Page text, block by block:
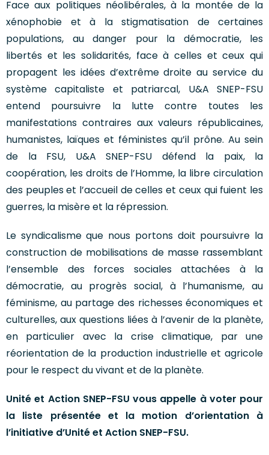
Face aux politiques néolibérales, à la montée de la
xénophobie et à la stigmatisation de certaines
populations, au danger pour la démocratie, les
libertés et les solidarités, face à celles et ceux qui
propagent les idées d’extrême droite au service du
système capitaliste et patriarcal, U&A SNEP-FSU
entend poursuivre la lutte contre toutes les
manifestations contraires aux valeurs républicaines,
humanistes, laïques et féministes qu’il prône. Au sein
de la FSU, U&A SNEP-FSU défend la paix, la
coopération, les droits de l’Homme, la libre circulation
des peuples et l’accueil de celles et ceux qui fuient les
guerres, la misère et la répression.
Le syndicalisme que nous portons doit poursuivre la
construction de mobilisations de masse rassemblant
l’ensemble des forces sociales attachées à la
démocratie, au progrès social, à l’humanisme, au
féminisme, au partage des richesses économiques et
culturelles, aux questions liées à l’avenir de la planète,
en particulier avec la crise climatique, par une
réorientation de la production industrielle et agricole
pour le respect du vivant et de la planète.
Unité et Action SNEP-FSU vous appelle à voter pour
la liste présentée et la motion d’orientation à
l’initiative d’Unité et Action SNEP-FSU.